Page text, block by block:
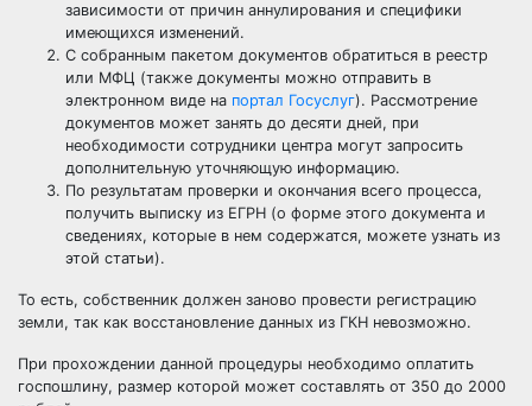
зависимости от причин аннулирования и специфики
имеющихся изменений.
С собранным пакетом документов обратиться в реестр
или МФЦ (также документы можно отправить в
электронном виде на портал Госуслуг). Рассмотрение
документов может занять до десяти дней, при
необходимости сотрудники центра могут запросить
дополнительную уточняющую информацию.
По результатам проверки и окончания всего процесса,
получить выписку из ЕГРН (о форме этого документа и
сведениях, которые в нем содержатся, можете узнать из
этой статьи).
То есть, собственник должен заново провести регистрацию
земли, так как восстановление данных из ГКН невозможно.
При прохождении данной процедуры необходимо оплатить
госпошлину, размер которой может составлять от 350 до 2000